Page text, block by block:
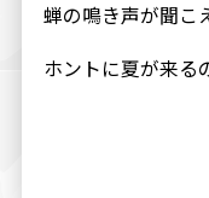
蝉の鳴き声が聞こ
ホントに夏が来る